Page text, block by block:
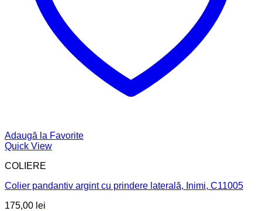
Adaugă la Favorite
Quick View
COLIERE
Colier pandantiv argint cu prindere laterală, Inimi, C11005
175,00 lei